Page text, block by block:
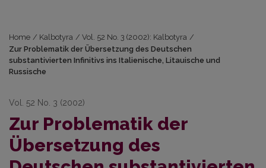
Home / Kalbotyra / Vol. 52 No. 3 (2002): Kalbotyra /
Zur Problematik der Übersetzung des Deutschen
substantivierten Infinitivs ins Italienische, Litauische und
Russische
Vol. 52 No. 3 (2002)
Zur Problematik der
Übersetzung des